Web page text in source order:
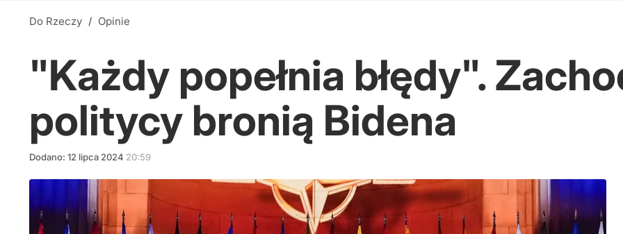
Do Rzeczy / Opinie
"Każdy popełnia błędy".
politycy bronią Bidena
Dodano: 12 lipca 2024 20:59